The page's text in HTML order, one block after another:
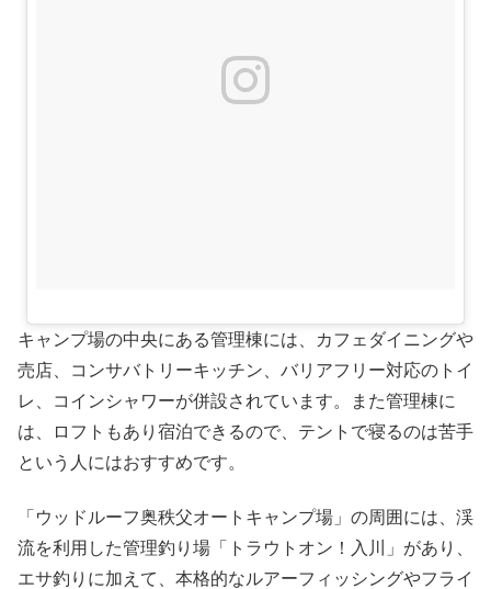
キャンプ場の中央にある管理棟には、カフェダイニングや
売店、コンサバトリーキッチン、バリアフリー対応のトイ
レ、コインシャワーが併設されています。また管理棟に
は、ロフトもあり宿泊できるので、テントで寝るのは苦手
という人にはおすすめです。
「ウッドルーフ奥秩父オートキャンプ場」の周囲には、渓
流を利用した管理釣り場「トラウトオン！入川」があり、
エサ釣りに加えて、本格的なルアーフィッシングやフライ